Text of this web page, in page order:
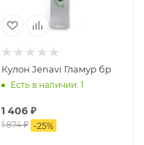
Кулон Jenavi Гламур бр
Есть в наличии: 1
1 406 ₽
1 874₽ -25%